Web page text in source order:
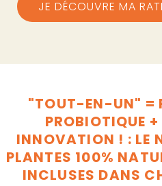
JE DÉCOUVRE MA
"TOUT-EN-UN" =
PROBIOTIQUE
INNOVATION ! : LE
PLANTES 100%
INCLUSES DANS